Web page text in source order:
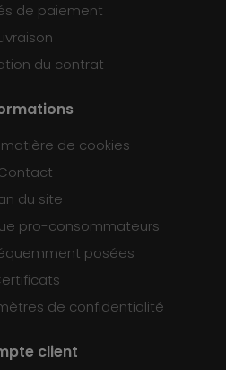
de paiement
du contrat
de cookies
du site
pro-consommateurs
posées
de confidentialité
client